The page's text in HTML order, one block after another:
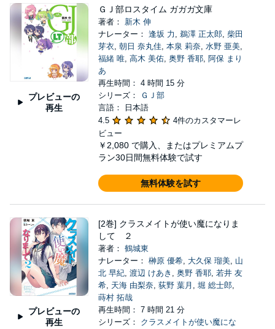
プレビューの
再生
ＧＪ部ロスタイム ガガガ文庫
著者： 新木 伸
ナレーター： 逢坂 力 , 鵜澤 正太郎, 柴田
芽衣, 朝日 奈丸佳, 本泉 莉奈, 水野 亜美,
福緒 唯, 高木 美佑, 奥野 香耶, 阿保 まり
あ
再生時間： 4 時間 15 分
シリーズ：
ＧＪ部
言語： 日本語
4.5
4件のカスタマーレ
ビュー
￥2,080 で購入、またはプレミアムプ
ラン30日間無料体験で試す
無料体験を試す
プレビューの
再生
[2巻] クラスメイトが使い魔になりま
して ２
著者： 鶴城東
ナレーター： 榊原 優希, 大久保 瑠美, 山
北 早紀, 渡辺 けあき , 奥野 香耶, 若井 友
希, 天海 由梨奈, 荻野 葉月 , 堀 総士郎,
蒔村 拓哉
再生時間： 7 時間 21 分
シリーズ： クラスメイトが使い魔にな